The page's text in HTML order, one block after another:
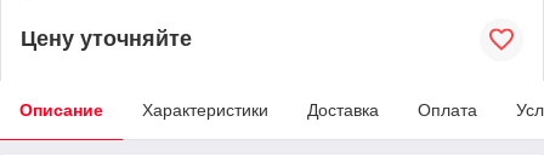
Цену уточняйте
Описание Характеристики Доставка Оплата